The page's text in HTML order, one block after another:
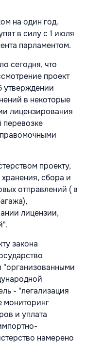
на один год.
в силу с 1 июля
парламентом.
сегодня, что
проект
утверждении
в некоторые
лицензирования
перевозке
проекту,
сбора и
отправлений ( в
лицензии,
закона
"организованными
- "легализация
мониторинг
и уплата
намерено